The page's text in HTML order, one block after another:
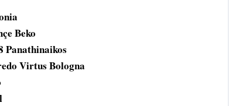
Beko
Panathinaikos
Virtus Bologna